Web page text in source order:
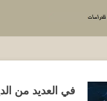
في العديد من